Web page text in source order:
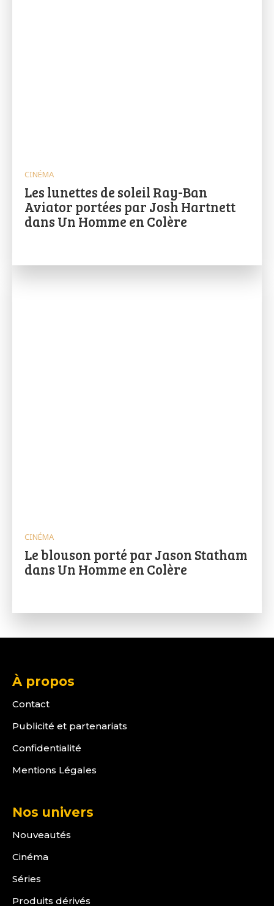
CINÉMA
Les lunettes de soleil Ray-Ban
Aviator portées par Josh Hartnett
dans Un Homme en Colère
CINÉMA
Le blouson porté par Jason Statham
dans Un Homme en Colère
À propos
Contact
Publicité et partenariats
Confidentialité
Mentions Légales
Nos univers
Nouveautés
Cinéma
Séries
Produits dérivés